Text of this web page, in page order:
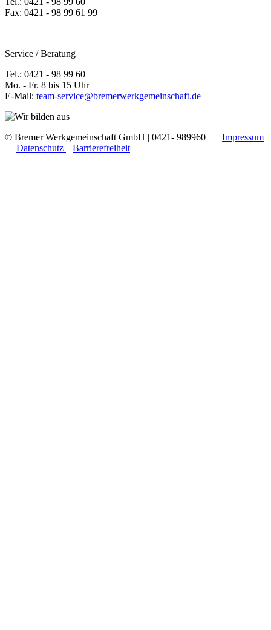
Fax: 0421 - 98 99 61 99
Service / Beratung
Tel.: 0421 - 98 99 60
Mo. - Fr. 8 bis 15 Uhr
E-Mail: team-service@bremerwerkgemeinschaft.de
© Bremer Werkgemeinschaft GmbH | 0421- 989960 | Impressum
| Datenschutz | Barrierefreiheit